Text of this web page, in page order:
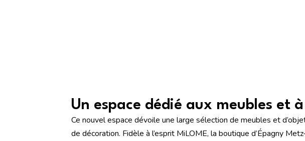
Un espace dédié aux meubles et
Ce nouvel espace dévoile une large sélection de meubles et
de décoration. Fidèle à l’esprit MiLOME, la boutique d’Épagny